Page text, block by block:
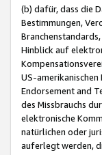
(b) dafür, dass die
Bestimmungen,
Hinblick auf
US-
Endorsement and
des Missbrauchs
elektronische
natürlichen oder
auferlegt werden,